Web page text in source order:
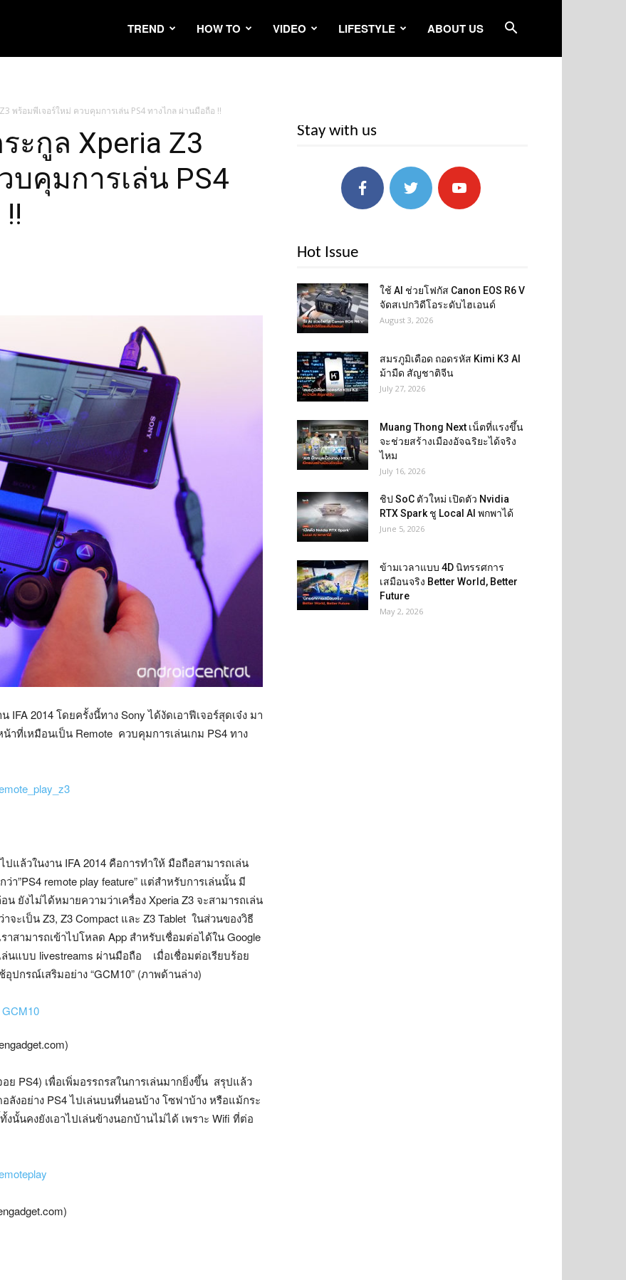
TREND HOW TO VIDEO LIFESTYLE ABOUT US
พร้อมพีเจอร์ใหม่ ควบคุมการเล่น PS4 ทางไกล ผ่านมือถือ !!
ะกูล Xperia Z3
บคุมการเล่น PS4
2014 โดยครั้งนี้ทาง Sony ได้งัดเอาฟีเจอร์สุดเจ๋ง มา
าที่เหมือนเป็น Remote ควบคุมการเล่นเกม PS4 ทาง
แล้วในงาน IFA 2014 คือการทำให้ มือถือสามารถเล่น
”PS4 remote play feature” แต่สำหรับการเล่นนั้น มี
ยังไม่ได้หมายความว่าเครื่อง Xperia Z3 จะสามารถเล่น
ะเป็น Z3, Z3 Compact และ Z3 Tablet ในส่วนของวิธี
สามารถเข้าไปโหลด App สำหรับเชื่อมต่อได้ใน Google
ล่นแบบ livestreams ผ่านมือถือ เมื่อเชื่อมต่อเรียบร้อย
ปกรณ์เสริมอย่าง “GCM10” (ภาพด้านล่าง)
ย PS4) เพื่อเพิ่มอรรถรสในการเล่นมากยิ่งขึ้น สรุปแล้ว
ลังอย่าง PS4 ไปเล่นบนที่นอนบ้าง โซฟาบ้าง หรือแม้กระ
นั้นคงยังเอาไปเล่นข้างนอกบ้านไม่ได้ เพราะ Wifi ที่ต่อ
Stay with us
Hot Issue
ใช้ AI ช่วยโฟกัส Canon EOS R6 V
จัดสเปกวิดีโอระดับไฮเอนด์
August 3, 2026
สมรภูมิเดือด ถอดรหัส Kimi K3 AI
ม้ามืด สัญชาติจีน
July 27, 2026
Muang Thong Next เน็ตที่แรงขึ้น
จะช่วยสร้างเมืองอัจฉริยะได้จริง
ไหม
July 16, 2026
ชิป SoC ตัวใหม่ เปิดตัว Nvidia
RTX Spark ชู Local AI พกพาได้
June 5, 2026
ข้ามเวลาแบบ 4D นิทรรศการ
เสมือนจริง Better World, Better
Future
May 2, 2026